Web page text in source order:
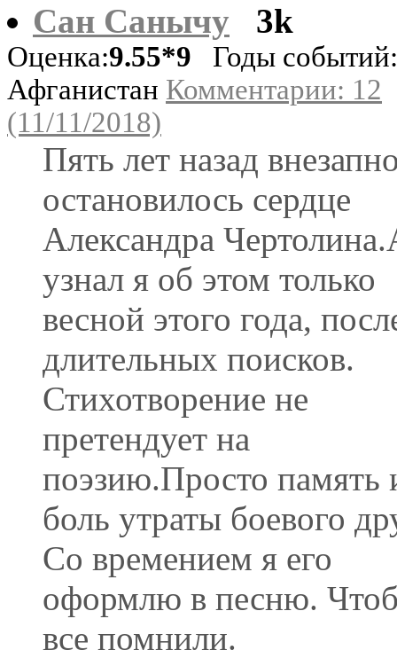
Cан Санычу 3k
Оценка:9.55*9 Годы
Афганистан Комментарии: 12
(11/11/2018)
Пять лет назад
остановилось сердце
Александра
узнал я об этом только
весной этого года,
длительных поисков.
Стихотворение не
претендует на
поэзию.Просто память
боль утраты боевого
Со времением я его
оформлю в песню.
все помнили.